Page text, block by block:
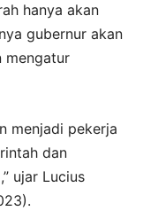
hanya akan
gubernur akan
mengatur
menjadi pekerja
dan
ujar Lucius